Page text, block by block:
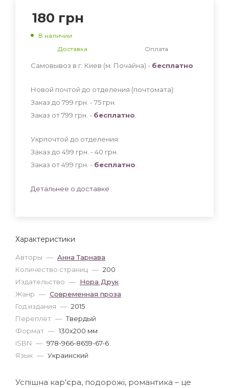
Характеристики
Авторы — Анна Тарнава
Количество страниц — 200
Издательство — Нора Друк
Жанр — Современная проза
Год издания — 2015
Переплет — Твердый
Формат — 130x200 мм
ISBN — 978-966-8659-67-6
Язык — Украинский
180 грн
В наличии
Доставка
Оплата
Самовывоз в г. Киев (м. Почайна) - бесплатно
Новой почтой до отделения (почтомата):
Заказ до 799 грн. - 75 грн
Заказ от 799 грн. - бесплатно
Укрпочтой до отделения:
Заказ до 499 грн. - 40 грн
Заказ от 499 грн. - бесплатно
Детальнее о доставке
Успішна кар'єра, подорожі, романтика – це